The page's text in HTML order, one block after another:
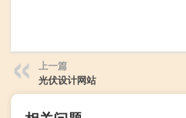
上一篇
光伏设计网站